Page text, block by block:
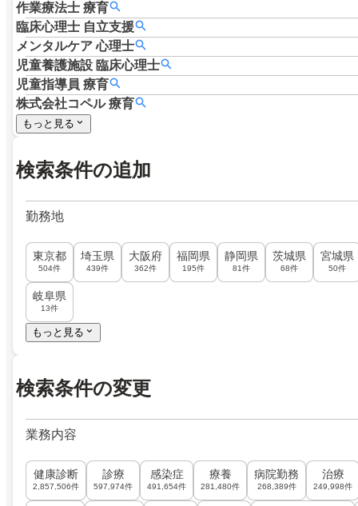
作業療法士 療育
臨床心理士 自立支援
メンタルケア 心理士
児童養護施設 臨床心理士
児童指導員 療育
株式会社コペル 療育
もっと見る
検索条件の追加
勤務地
東京都
504件
埼玉県
439件
大阪府
362件
福岡県
195件
静岡県
81件
茨城県
68件
宮城県
50件
岐阜県
13件
もっと見る
検索条件の変更
業務内容
健康診断
2,857,506件
診療
597,974件
感染症
491,654件
療養
281,480件
病院勤務
268,389件
治療
249,998件